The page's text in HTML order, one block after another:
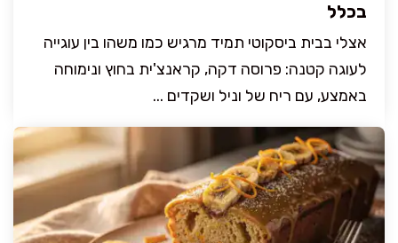
בכלל
אצלי בבית ביסקוטי תמיד מרגיש כמו משהו בין עוגייה
לעוגה קטנה: פרוסה דקה, קראנצ'ית בחוץ ונימוחה
באמצע, עם ריח של וניל ושקדים ...